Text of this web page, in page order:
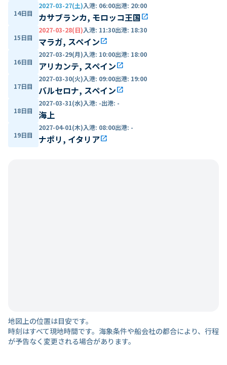
14日目
2027-03-27(土)入港: 06:00出港: 20:00
カサブランカ, モロッコ王国open_in_new
15日目
2027-03-28(日)入港: 11:30出港: 18:30
マラガ, スペインopen_in_new
16日目
2027-03-29(月)入港: 10:00出港: 18:00
アリカンテ, スペインopen_in_new
17日目
2027-03-30(火)入港: 09:00出港: 19:00
バルセロナ, スペインopen_in_new
18日目
2027-03-31(水)入港: -出港: -
海上
19日目
2027-04-01(木)入港: 08:00出港: -
ナポリ, イタリアopen_in_new
地図上の位置は目安です。
時刻はすべて現地時間です。海象条件や船会社の都合により、行程
が予告なく変更される場合があります。